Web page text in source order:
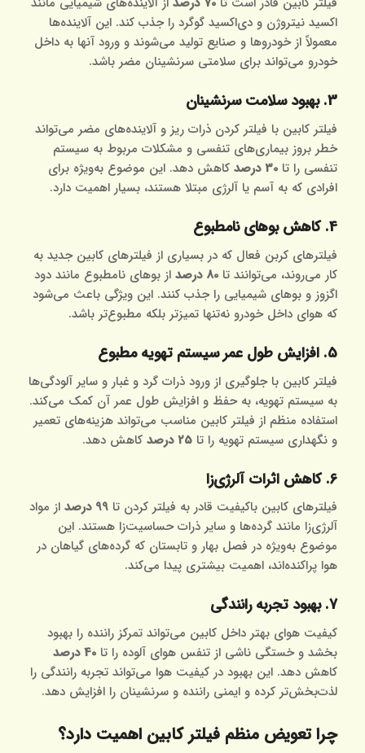
اکسید نیتروژن و دی‌اکسید گوگرد را جذب کند. این آلاینده‌ها
معمولاً از خودروها و صنایع تولید می‌شوند و ورود آنها به داخل
خودرو می‌تواند برای سلامتی سرنشینان مضر باشد.
3. بهبود سلامت سرنشینان
فیلتر کابین با فیلتر کردن ذرات ریز و آلاینده‌های مضر می‌تواند
خطر بروز بیماری‌های تنفسی و مشکلات مربوط به سیستم
تنفسی را تا 30 درصد
کاهش دهد. این موضوع به‌ویژه برای
افرادی که به آسم یا آلرژی مبتلا هستند، بسیار اهمیت دارد.
4. کاهش بوهای نامطبوع
فیلترهای کربن فعال که در بسیاری از فیلترهای کابین جدید به
کار می‌روند، می‌توانند تا 80 درصد
از بوهای نامطبوع مانند دود
اگزوز و بوهای شیمیایی را جذب کنند. این ویژگی باعث می‌شود
که هوای داخل خودرو نه‌تنها تمیزتر بلکه مطبوع‌تر باشد.
5. افزایش طول عمر سیستم تهویه مطبوع
فیلتر کابین با جلوگیری از ورود ذرات گرد و غبار و سایر آلودگی‌ها
به سیستم تهویه، به حفظ و افزایش طول عمر آن کمک می‌کند.
استفاده منظم از فیلتر کابین مناسب می‌تواند هزینه‌های تعمیر
و نگهداری سیستم تهویه را تا 25 درصد کاهش دهد.
6. کاهش اثرات آلرژی‌زا
فیلترهای کابین باکیفیت قادر به فیلتر کردن تا 99 درصد
از مواد
آلرژی‌زا مانند گرده‌ها و سایر ذرات حساسیت‌زا هستند. این
موضوع به‌ویژه در فصل بهار و تابستان که گرده‌های گیاهان در
هوا پراکنده‌اند، اهمیت بیشتری پیدا می‌کند.
7. بهبود تجربه رانندگی
کیفیت هوای بهتر داخل کابین می‌تواند تمرکز راننده را بهبود
بخشد و خستگی ناشی از تنفس هوای آلوده را تا 40 درصد
کاهش دهد. این بهبود در کیفیت هوا می‌تواند تجربه رانندگی را
لذت‌بخش‌تر کرده و ایمنی راننده و سرنشینان را افزایش دهد.
چرا تعویض منظم فیلتر کابین اهمیت دارد؟